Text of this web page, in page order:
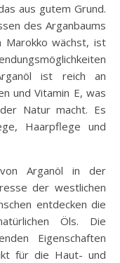
aus gutem Grund.
des Arganbaums
Marokko wächst, ist
ist reich an
und Vitamin E, was
Natur macht. Es
Haarpflege und
Arganöl in der
der westlichen
entdecken die
Öls. Die
Eigenschaften
für die Haut- und